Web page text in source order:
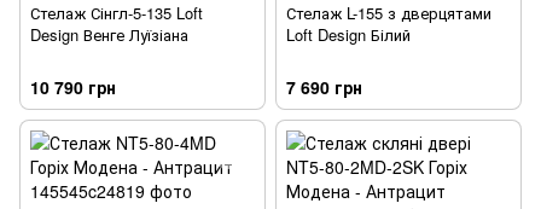
Стелаж Сінгл-5-135 Loft
Design Венге Луїзіана
10 790 грн
Стелаж L-155 з дверцятами
Loft Design Білий
7 690 грн